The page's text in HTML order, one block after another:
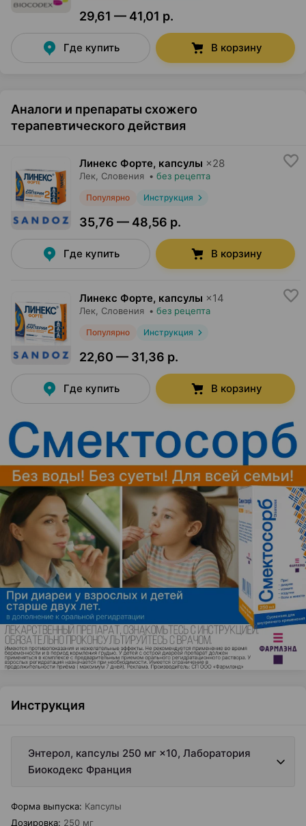
29,61 — 41,01 р.
Где купить В корзину
Аналоги и препараты схожего
терапевтического действия
Линекс Форте, капсулы ×28
Лек , Словения • без рецепта
Популярно Инструкция
35,76 — 48,56 р.
Где купить В корзину
Линекс Форте, капсулы ×14
Лек , Словения • без рецепта
Популярно Инструкция
22,60 — 31,36 р.
Где купить В корзину
Инструкция
Энтерол, капсулы 250 мг ×10, Лаборатория
Биокодекс Франция
Форма выпуска: Капсулы
Дозировка: 250 мг